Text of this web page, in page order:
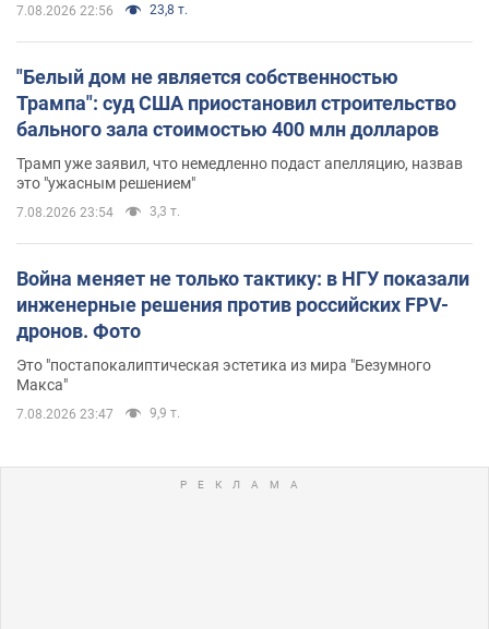
7.08.2026 22:56 23,8 т.
"Белый дом не является собственностью
Трампа": суд США приостановил строительство
бального зала стоимостью 400 млн долларов
Трамп уже заявил, что немедленно подаст апелляцию, назвав
это "ужасным решением"
7.08.2026 23:54 3,3 т.
Война меняет не только тактику: в НГУ показали
инженерные решения против российских FPV-
дронов. Фото
Это "постапокалиптическая эстетика из мира "Безумного
Макса"
7.08.2026 23:47 9,9 т.